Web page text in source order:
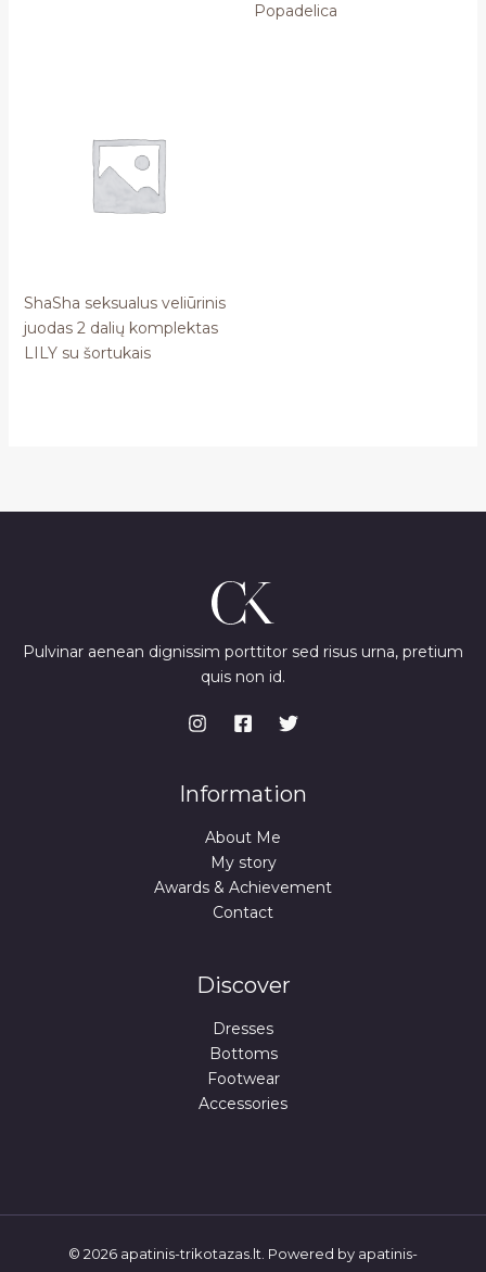
Popadelica
ShaSha seksualus veliūrinis
juodas 2 dalių komplektas
LILY su šortukais
Pulvinar aenean dignissim porttitor sed risus urna, pretium
quis non id.
Information
About Me
My story
Awards & Achievement
Contact
Discover
Dresses
Bottoms
Footwear
Accessories
© 2026 apatinis-trikotazas.lt. Powered by apatinis-